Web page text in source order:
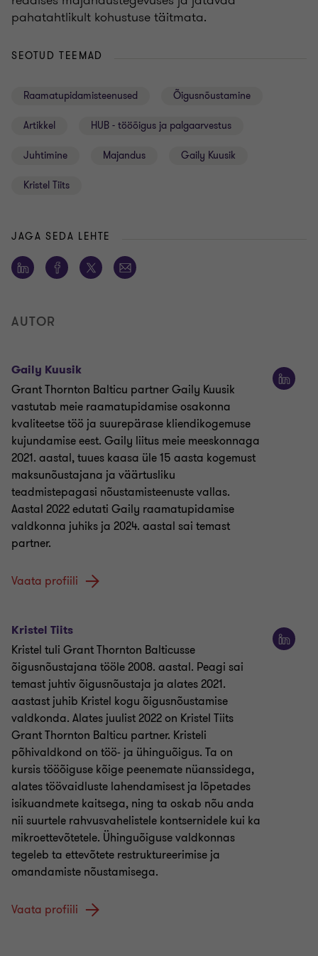
pahatahtlikult kohustuse täitmata.
SEOTUD TEEMAD
Raamatupidamisteenused Õigusnõustamine
Artikkel HUB - tööõigus ja palgaarvestus
Juhtimine Majandus Gaily Kuusik
Kristel Tiits
JAGA SEDA LEHTE
AUTOR
Gaily Kuusik
Grant Thornton Balticu partner Gaily Kuusik
vastutab meie raamatupidamise osakonna
kvaliteetse töö ja suurepärase kliendikogemuse
kujundamise eest. Gaily liitus meie meeskonnaga
2021. aastal, tuues kaasa üle 15 aasta kogemust
maksunõustajana ja väärtusliku
teadmistepagasi nõustamisteenuste vallas.
Aastal 2022 edutati Gaily raamatupidamise
valdkonna juhiks ja 2024. aastal sai temast
partner.
Vaata profiili
Kristel Tiits
Kristel tuli Grant Thornton Balticusse
õigusnõustajana tööle 2008. aastal. Peagi sai
temast juhtiv õigusnõustaja ja alates 2021.
aastast juhib Kristel kogu õigusnõustamise
valdkonda. Alates juulist 2022 on Kristel Tiits
Grant Thornton Balticu partner. Kristeli
põhivaldkond on töö- ja ühinguõigus. Ta on
kursis tööõiguse kõige peenemate nüanssidega,
alates töövaidluste lahendamisest ja lõpetades
isikuandmete kaitsega, ning ta oskab nõu anda
nii suurtele rahvusvahelistele kontsernidele kui ka
mikroettevõtetele. Ühinguõiguse valdkonnas
tegeleb ta ettevõtete restruktureerimise ja
omandamiste nõustamisega.
Vaata profiili